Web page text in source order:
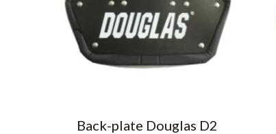
Back-plate Douglas D2